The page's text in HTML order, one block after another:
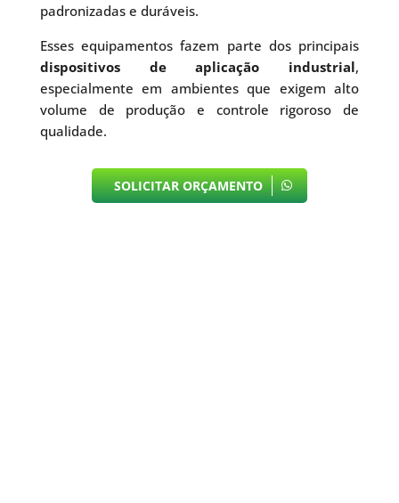
padronizadas e duráveis.
Esses equipamentos fazem parte dos principais
dispositivos de aplicação industrial,
especialmente em ambientes que exigem alto
volume de produção e controle rigoroso de
qualidade.
SOLICITAR ORÇAMENTO